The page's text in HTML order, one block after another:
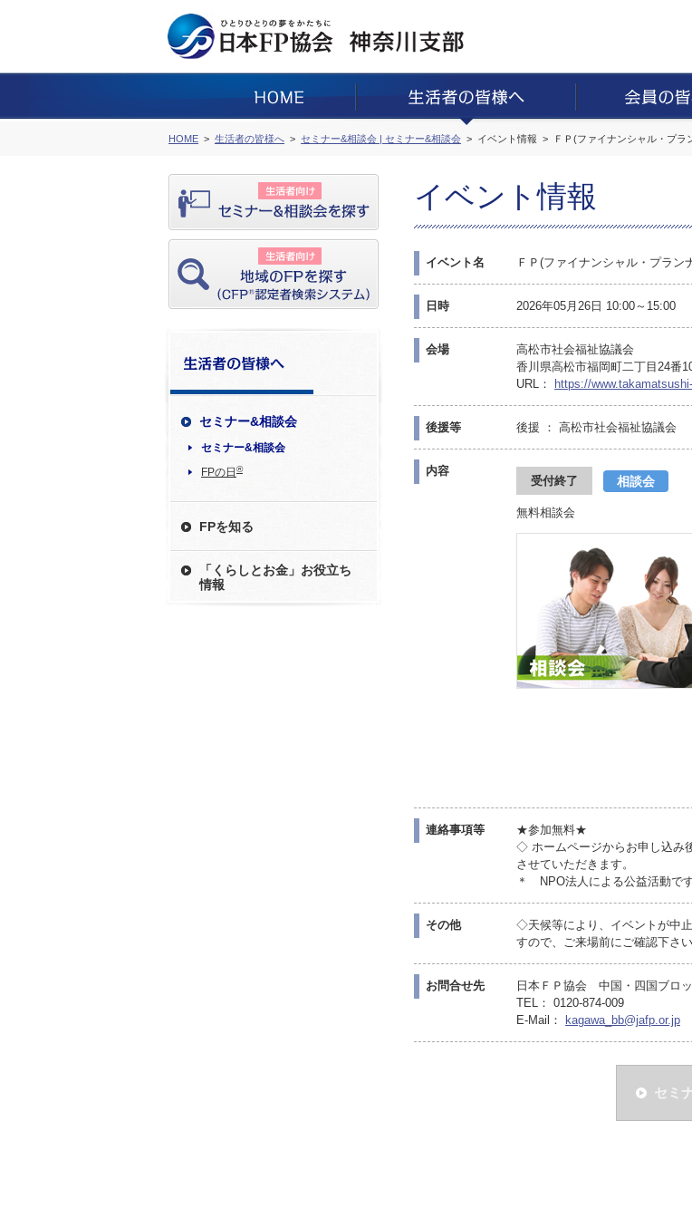
HOME 生活者の皆様へ セミナー&相談会 | セミナー&相談会 イベント情報 ＦＰ(ファイナンシャル・プラ
セミナー&相談会
セミナー&相談会
FPの日 ®
FPを知る
「くらしとお金」お役立ち
情報
イベント情報
イベント名 ＦＰ(ファイナンシャル・プラン
日時 2026年05月26日 10:00～15:00
会場
高松市社会福祉協議会
香川県高松市福岡町二丁目24番
URL：
https://
後援等 後援 ： 高松市社会福祉協議会
内容
受付終了 相談会
無料相談会
連絡事項等
★参加無料★
◇ ホームページからお申し込み
させていただきます。
＊ NPO法人による公益活動で
その他
◇天候等により、イベントが中
すので、ご来場前にご確認下さ
お問合せ先
日本ＦＰ協会 中国・四国ブロ
TEL： 0120-874-009
E-Mail：
kagawa_bb@jafp.or.jp
セミ